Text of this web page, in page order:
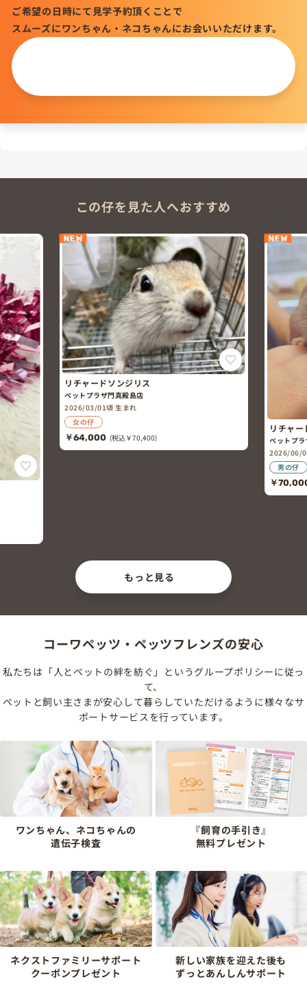
ご希望の日時にて見学予約頂くことで
スムーズにワンちゃん・ネコちゃんにお会いいただけます。
この仔を見た人へおすすめ
NEW
リチャードソンジリス
ペットプラザ門真殿島店
2026/03/01頃 生まれ
女の仔
￥64,000 (税込￥70,400)
NEW
リチャ
ペットプ
2026/06/
男の仔
￥
もっと見る
コーワペッツ・ペッツフレンズの安心
私たちは「人とペットの絆を紡ぐ」というグループポリシーに従っ
て、
ペットと飼い主さまが安心して暮らしていただけるように様々なサ
ポートサービスを行っています。
ワンちゃん、ネコちゃんの
遺伝子検査
『飼育の手引き』
無料プレゼント
ネクストファミリーサポート
クーポンプレゼント
新しい家族を迎えた後も
ずっとあんしんサポート